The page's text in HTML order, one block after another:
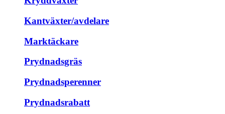
Kantväxter/avdelare
Marktäckare
Prydnadsgräs
Prydnadsperenner
Prydnadsrabatt